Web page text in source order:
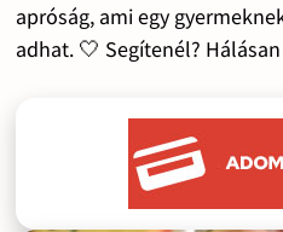
apróság, ami egy
adhat. 🤍 Segítenél?